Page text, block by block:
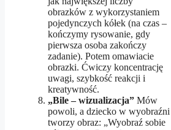
obrazków z wykorzystaniem
pojedynczych kółek (na czas –
kończymy rysowanie, gdy
pierwsza osoba zakończy
zadanie). Potem omawiacie
obrazki. Ćwiczy koncentrację
uwagi, szybkość reakcji i
kreatywność.
„Bile – wizualizacja” Mów
powoli, a dziecko w wyobraźni
tworzy obraz: „Wyobraź sobie